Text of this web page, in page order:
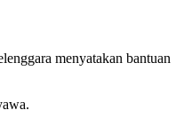
menyatakan bantuan